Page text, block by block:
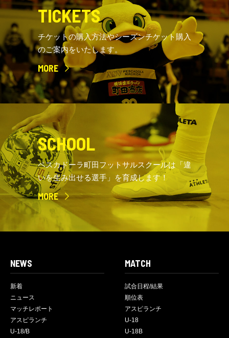
TICKETS
チケットの購入方法やシーズンチケット購入
のご案内をいたします。
MORE
SCHOOL
ペスカドーラ町田フットサルスクールは「違
いを生み出せる選手」を育成します！
MORE
NEWS
新着
ニュース
マッチレポート
アスピランチ
U-18/B
MATCH
試合日程/結果
順位表
アスピランチ
U-18
U-18B